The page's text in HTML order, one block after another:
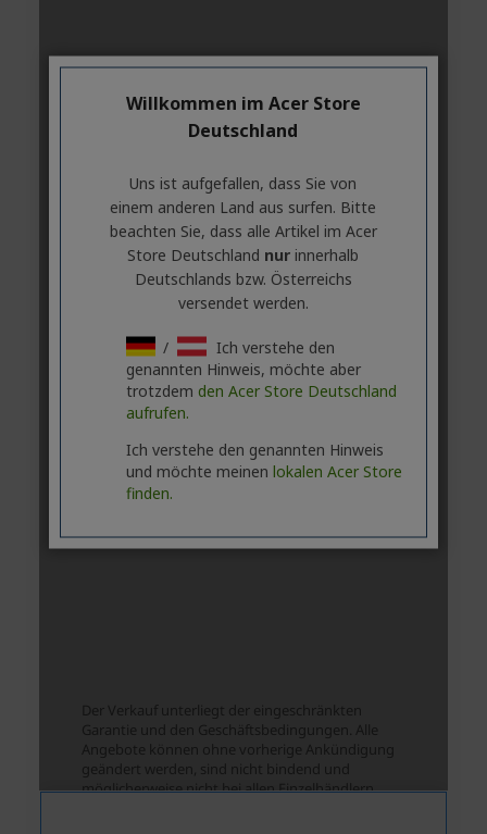
Willkommen im Acer Store
Deutschland
Uns ist aufgefallen, dass Sie von
einem anderen Land aus surfen. Bitte
beachten Sie, dass alle Artikel im Acer
Store Deutschland nur innerhalb
Deutschlands bzw. Österreichs
versendet werden.
/
Ich verstehe den
genannten Hinweis, möchte aber
trotzdem den Acer Store Deutschland
aufrufen.
Ich verstehe den genannten Hinweis
und möchte meinen lokalen Acer Store
finden.